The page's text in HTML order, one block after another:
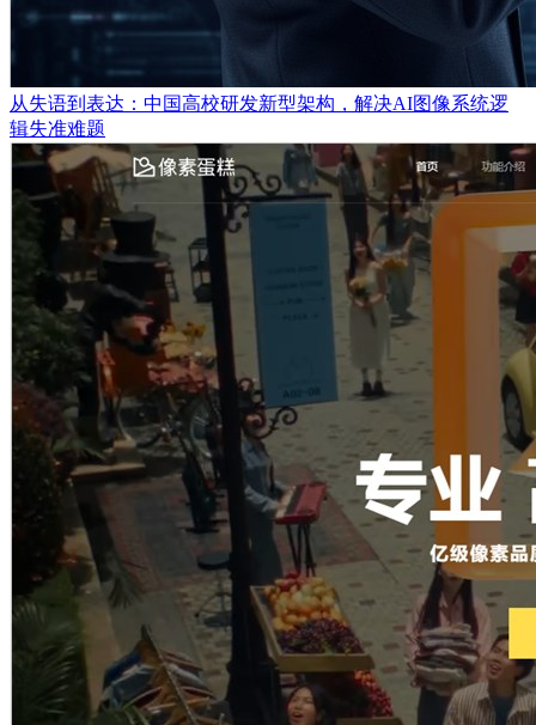
从失语到表达：中国高校研发新型架构，解决AI图像系统逻
辑失准难题